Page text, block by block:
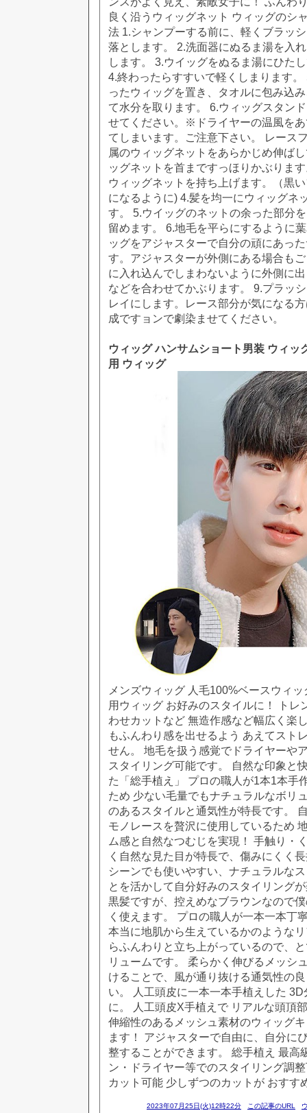
良く沿うウィッグネット ウィッグのシ
法 1.シャンプーする前に、軽くブラッ
落とします。 2.洗面器にぬるま湯を入
します。 3.ウイッグをぬるま湯にひた
4.終わったらすすいで軽くしまります
ったウィッグを置き、タオルに包み込
て水分を取ります。 6.ウィッグスタン
せてください。※ドライヤーの温風を
てしまいます。ご注意下さい。 レース
属のウィッグネットをあらかじめ伸ば
ッグネットを首まですっほりかぶりま
ウィッグネットを持ち上げます。（黒
になるように) 4.髪を均一にウィッグネ
す。 5.ウイッグのネットの余った部分
留めます。 6.地毛を平らにするように
ッグをアジャスターで自分の頑にあっ
す。アジャスターが外側にある場合も
に入れ込んでしまわないように外側に
などを合わせてかぶります。 9.プラッ
レイにします。レース部分が気になる
成ですョンで劇染ませてください。
ウィッグ ハンサムショート男装 ウィッ
用 ウィッグ
メンズウィッグ 人毛100%ベースウィ
用ウィッグ お好みのスタイルに！ トレ
わせカットなど 無造作感など幅広く楽
もふんわり感を出せるよう あえてスト
せん。 地毛を扱う感覚でドライヤーや
スタイリング可能です。 自然な印象と
た「総手植え」 プロの職人が1本1本手
ため 少ない毛量でもナチュラルなボリ
のあるスタイルと通気性が特長です。
モノレースを贅沢に使用しているため
ム感と自然なつむじを実現！ 手触り・
く自然な見た目が特長で、傷みにくく
シーンでも使いやすい、ナチュラルな
とを活かして自分好みのスタイリング
黒髪ですが、控えめなブラウンなので
く使えます。 プロの職人が一本一本丁
本当に地肌から生えているかのような
らふんわりと立ち上がっているので、
リュームです。 柔らかく伸びるメッシ
けることで、風が通り抜ける通気性の
い。 人工頭皮に一本一本手植えした 3D
に。 人工頭皮X手植えで リアルな頭頂
伸縮性のあるメッシュ素材のウィッグ
ます！ アジャスターで自由に、自分に
整することができます。 総手植え 最高
ン・ドライヤー等でのスタイリング調
カット可能 少しずつのカットが おすす
2023年07月25日(火)12時22分 この記事のURL